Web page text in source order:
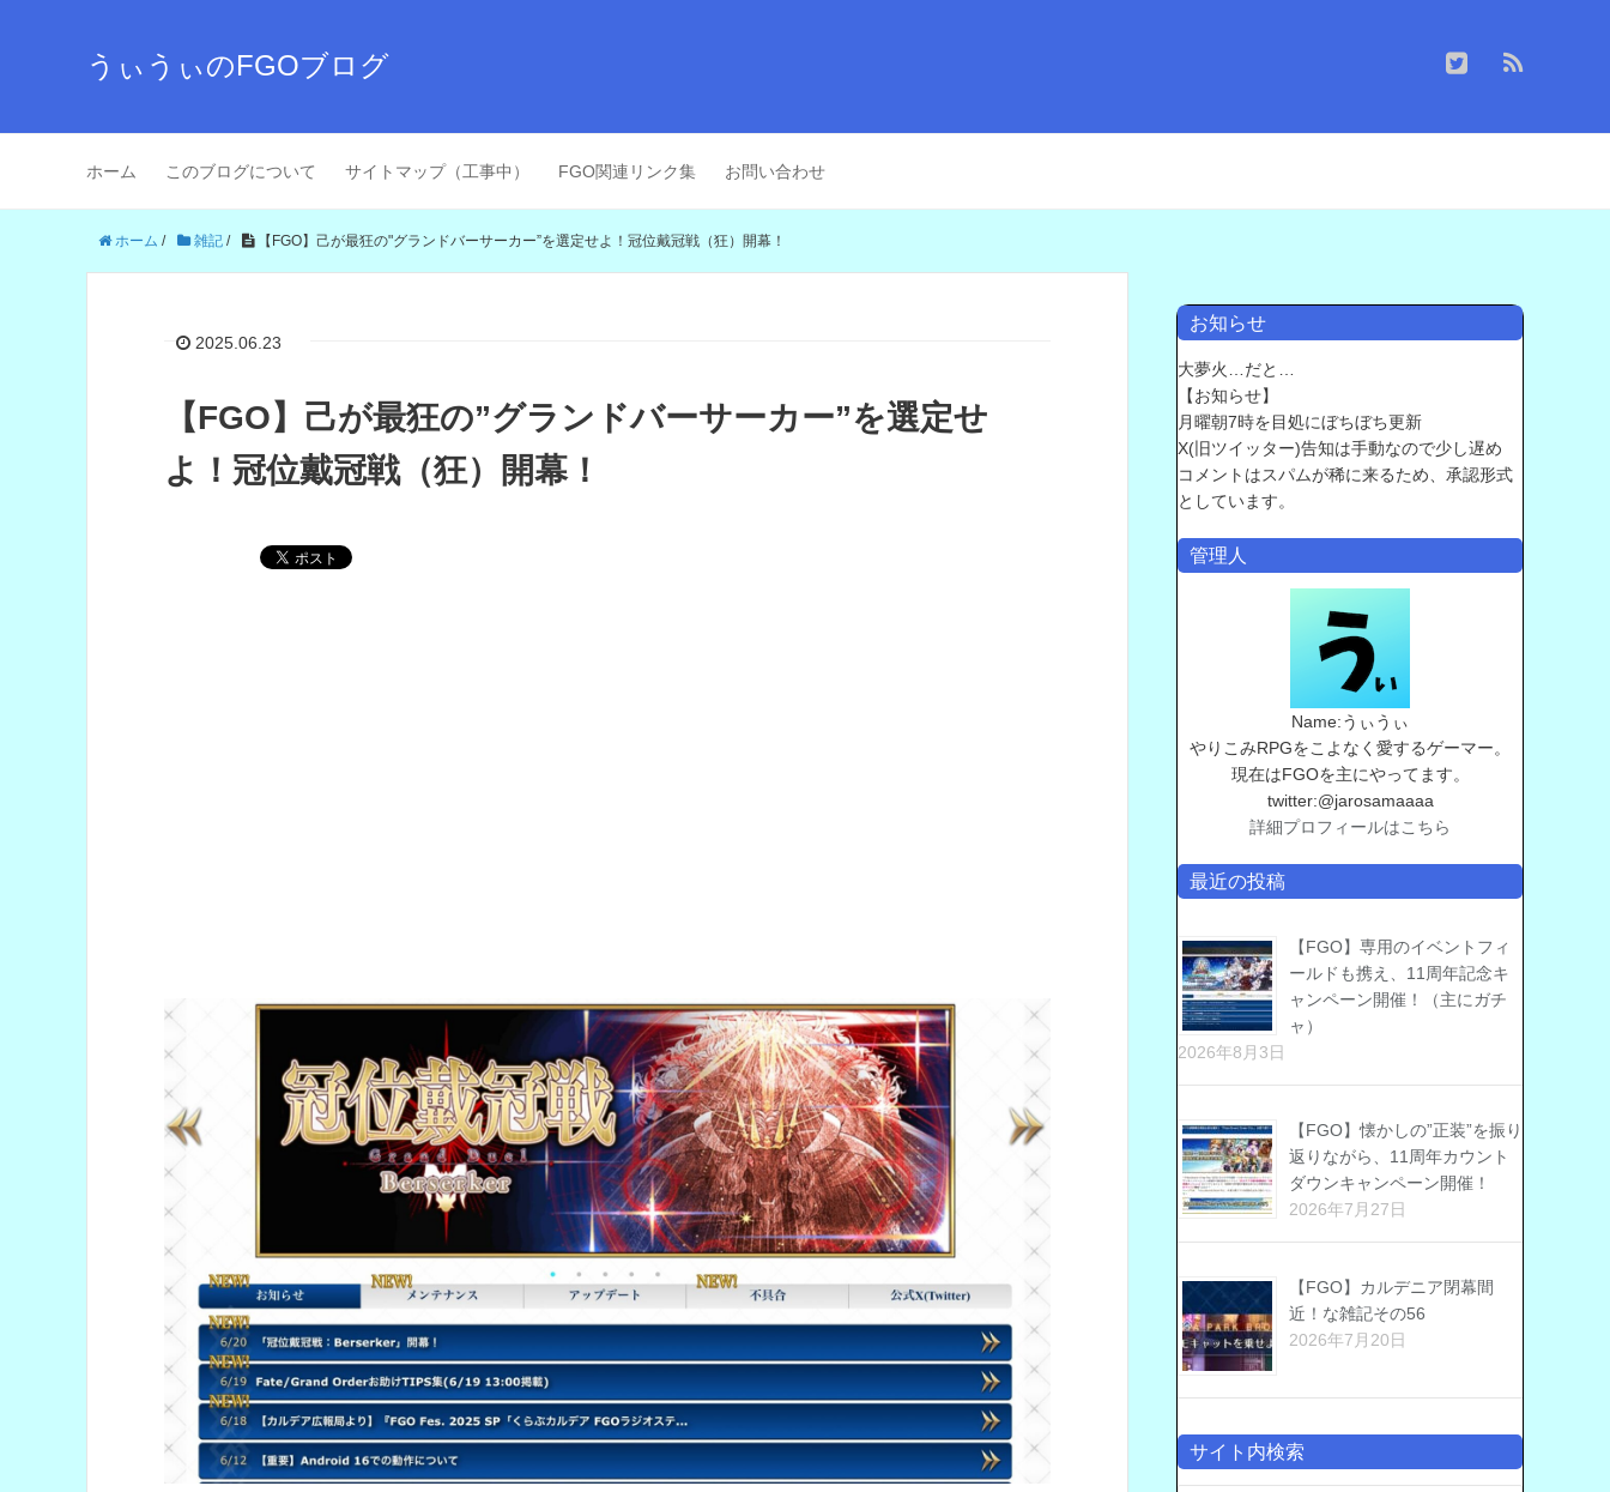
うぃうぃのFGOブログ
ホーム このブログについて サイトマップ（工事中） FGO関連リンク集 お問い合わせ
ホーム / 雑記 / 【FGO】己が最狂の"グランドバーサーカー”を選定せよ！冠位戴冠戦（狂）開幕！
2025.06.23
【FGO】己が最狂の”グランドバーサーカー”を選定せ
よ！冠位戴冠戦（狂）開幕！
お知らせ
大夢火…だと…
【お知らせ】
月曜朝7時を目処にぼちぼち更新
X(旧ツイッター)告知は手動なので少し遅め
コメントはスパムが稀に来るため、承認形式
としています。
管理人
Name:うぃうぃ
やりこみRPGをこよなく愛するゲーマー。
現在はFGOを主にやってます。
twitter:@jarosamaaaa
詳細プロフィールはこちら
最近の投稿
【FGO】専用のイベントフィ
ールドも携え、11周年記念キ
ャンペーン開催！（主にガチ
ャ）
2026年8月3日
【FGO】懐かしの”正装”を振り
返りながら、11周年カウント
ダウンキャンペーン開催！
2026年7月27日
【FGO】カルデニア閉幕間
近！な雑記その56
2026年7月20日
サイト内検索